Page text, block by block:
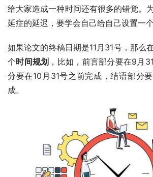
给大家造成一种时间还有很多的错觉。
延症的延迟，要学会自己给自己设置一个
如果论文的终稿日期是11月31号，那么
个时间规划 ，比如，前言部分要在9月
分要在10月31号之前完成，结语部分
成。